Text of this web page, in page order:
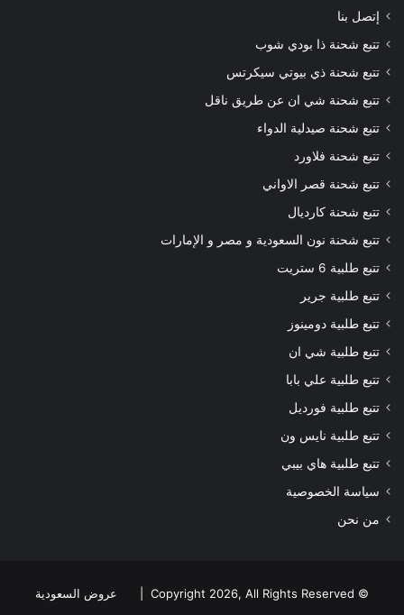
إتصل بنا
تتبع شحنة ذا بودي شوب
تتبع شحنة ذي بيوتي سيكرتس
تتبع شحنة شي ان عن طريق ناقل
تتبع شحنة صيدلية الدواء
تتبع شحنة فلاورد
تتبع شحنة قصر الاواني
تتبع شحنة كارديال
تتبع شحنة نون السعودية و مصر و الإمارات
تتبع طلبية 6 ستريت
تتبع طلبية جرير
تتبع طلبية دومينوز
تتبع طلبية شي ان
تتبع طلبية علي بابا
تتبع طلبية فورديل
تتبع طلبية نايس ون
تتبع طلبية هاي بيبي
سياسة الخصوصية
من نحن
© Copyright 2026, All Rights Reserved | عروض السعودية